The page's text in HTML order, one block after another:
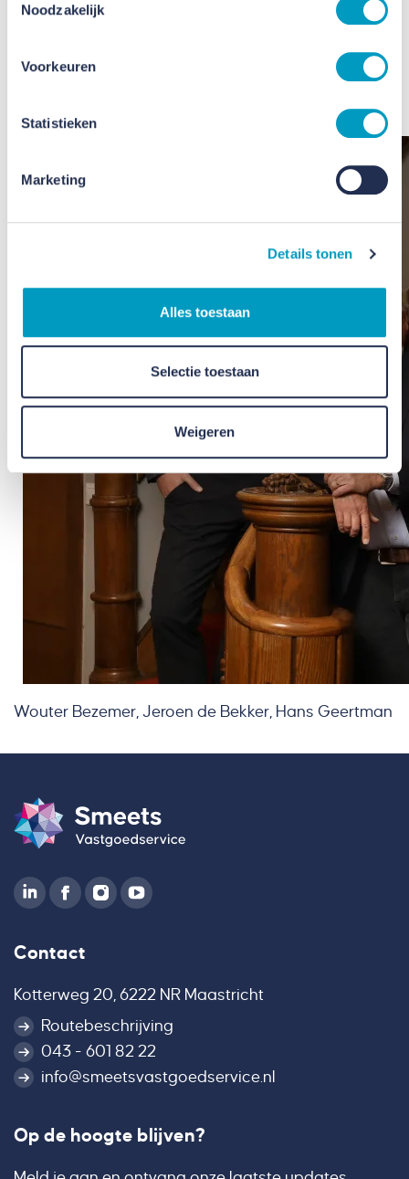
Noodzakelijk
Voorkeuren
Statistieken
Marketing
Details tonen
Alles toestaan
Selectie toestaan
Weigeren
Jeroen de Bekker is sinds 1 februari 2021 in dienst bij
Algemeen Directeur van de nieuwe vestiging VB
Wouter Bezemer, Jeroen de Bekker, Hans Geertman
Contact
Kotterweg 20, 6222 NR Maastricht
Routebeschrijving
043 - 601 82 22
info@smeetsvastgoedservice.nl
Op de hoogte blijven?